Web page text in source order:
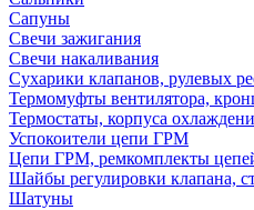
Сапуны
Свечи зажигания
Свечи накаливания
Сухарики клапанов, рулевых
Термомуфты вентилятора,
Термостаты, корпуса
Успокоители цепи ГРМ
Цепи ГРМ, ремкомплекты
Шайбы регулировки клапана,
Шатуны